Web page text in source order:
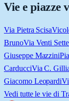
Vie e piazze
Via Pietra Scisa
BrunoVia Venti
Giuseppe Mazzini
CarducciVia C.
Giacomo Leopardi
Vedi tutte le vie di